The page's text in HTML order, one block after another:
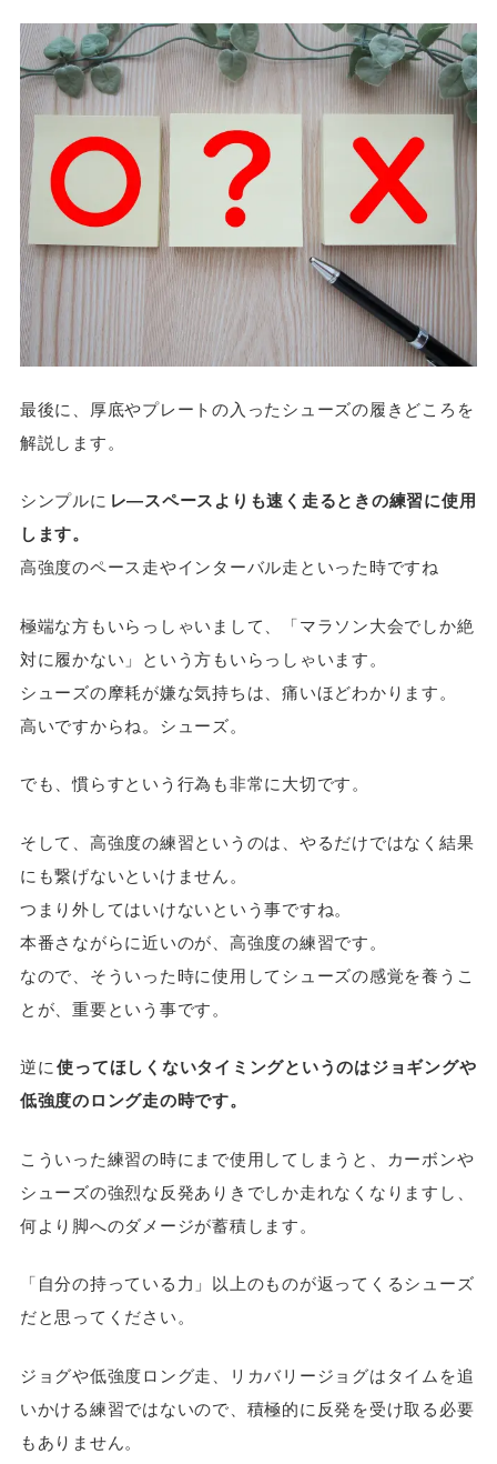
最後に、厚底やプレートの入ったシューズの履きどころを
解説します。
シンプルに レ―スペースよりも速く走るときの練習に使用
します。
高強度のペース走やインターバル走といった時ですね
極端な方もいらっしゃいまして、「マラソン大会でしか絶
対に履かない」という方もいらっしゃいます。
シューズの摩耗が嫌な気持ちは、痛いほどわかります。
高いですからね。シューズ。
でも、慣らすという行為も非常に大切です。
そして、高強度の練習というのは、やるだけではなく結果
にも繋げないといけません。
つまり外してはいけないという事ですね。
本番さながらに近いのが、高強度の練習です。
なので、そういった時に使用してシューズの感覚を養うこ
とが、重要という事です。
逆に使ってほしくないタイミングというのはジョギングや
低強度のロング走の時です。
こういった練習の時にまで使用してしまうと、カーボンや
シューズの強烈な反発ありきでしか走れなくなりますし、
何より脚へのダメージが蓄積します。
「自分の持っている力」以上のものが返ってくるシューズ
だと思ってください。
ジョグや低強度ロング走、リカバリージョグはタイムを追
いかける練習ではないので、積極的に反発を受け取る必要
もありません。